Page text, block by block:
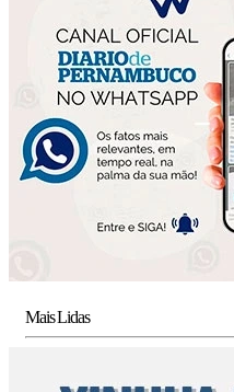
Mais Lidas